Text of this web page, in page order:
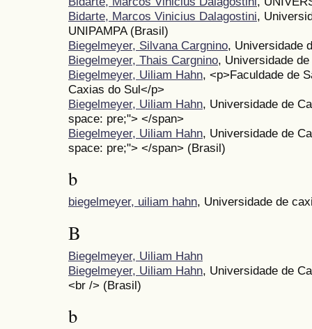
Bidarte, Marcos Vinicius Dalagostini,
UNIPAMPA (Brasil)
Biegelmeyer, Silvana Cargnino, Universidade
Biegelmeyer, Thais Cargnino, Universidade
Biegelmeyer, Uiliam Hahn, <p>Faculdade de
Caxias do Sul</p>
Biegelmeyer, Uiliam Hahn, Universidade de
space: pre;"> </span>
Biegelmeyer, Uiliam Hahn, Universidade de
space: pre;"> </span> (Brasil)
b
biegelmeyer, uiliam hahn, Universidade de
B
Biegelmeyer, Uiliam Hahn
Biegelmeyer, Uiliam Hahn, Universidade de
<br /> (Brasil)
b